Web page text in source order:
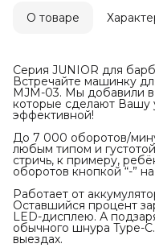
О товаре
Серия JUNIOR для
Встречайте машинку
MJM-03. Мы добавили
которые сделают Вашу
эффективной!
До 7 000 оборотов/
любым типом и
стричь, к примеру,
оборотов кнопкой “-”
Работает от
Оставшийся процент
LED-дисплею. А
обычного шнура Type-
выездах.